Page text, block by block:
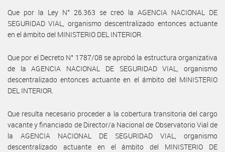
Que por la Ley N° 26.363 se creó la AGENCIA NACIONAL DE
SEGURIDAD VIAL, organismo descentralizado entonces actuante
en el ámbito del MINISTERIO DEL INTERIOR.
Que por el Decreto N° 1787/08 se aprobó la estructura organizativa
de la AGENCIA NACIONAL DE SEGURIDAD VIAL, organismo
descentralizado entonces actuante en el ámbito del MINISTERIO
DEL INTERIOR.
Que resulta necesario proceder a la cobertura transitoria del cargo
vacante y financiado de Director/a Nacional de Observatorio Vial de
la AGENCIA NACIONAL DE SEGURIDAD VIAL, organismo
descentralizado actuante en el ámbito del MINISTERIO DE